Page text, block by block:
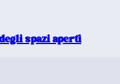
spazi aperti